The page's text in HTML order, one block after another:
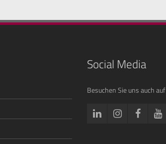
Social Media
Besuchen Sie uns auch auf